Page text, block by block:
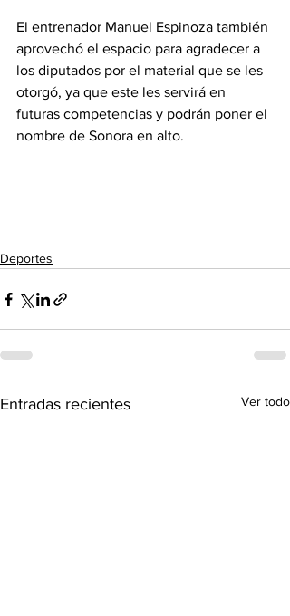
El entrenador Manuel Espinoza también
aprovechó el espacio para agradecer a
los diputados por el material que se les
otorgó, ya que este les servirá en
futuras competencias y podrán poner el
nombre de Sonora en alto.
Deportes
Entradas recientes Ver todo